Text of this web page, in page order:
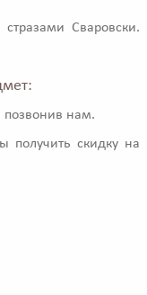
Сваровски.
позвонив нам.
получить скидку на